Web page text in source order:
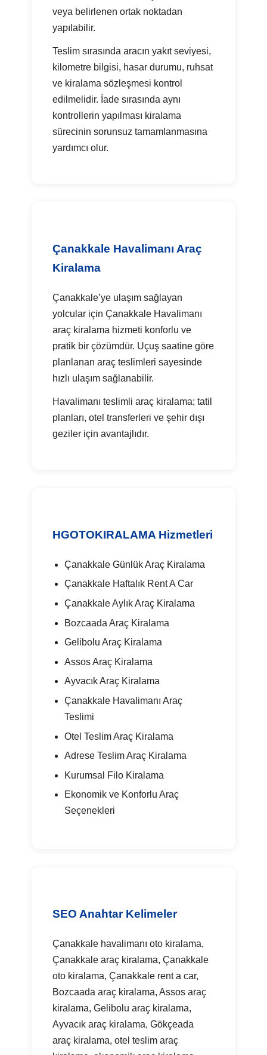
veya belirlenen ortak noktadan
yapılabilir.
Teslim sırasında aracın yakıt seviyesi,
kilometre bilgisi, hasar durumu, ruhsat
ve kiralama sözleşmesi kontrol
edilmelidir. İade sırasında aynı
kontrollerin yapılması kiralama
sürecinin sorunsuz tamamlanmasına
yardımcı olur.
Çanakkale Havalimanı Araç
Kiralama
Çanakkale’ye ulaşım sağlayan
yolcular için Çanakkale Havalimanı
araç kiralama hizmeti konforlu ve
pratik bir çözümdür. Uçuş saatine göre
planlanan araç teslimleri sayesinde
hızlı ulaşım sağlanabilir.
Havalimanı teslimli araç kiralama; tatil
planları, otel transferleri ve şehir dışı
geziler için avantajlıdır.
HGOTOKIRALAMA Hizmetleri
Çanakkale Günlük Araç Kiralama
Çanakkale Haftalık Rent A Car
Çanakkale Aylık Araç Kiralama
Bozcaada Araç Kiralama
Gelibolu Araç Kiralama
Assos Araç Kiralama
Ayvacık Araç Kiralama
Çanakkale Havalimanı Araç
Teslimi
Otel Teslim Araç Kiralama
Adrese Teslim Araç Kiralama
Kurumsal Filo Kiralama
Ekonomik ve Konforlu Araç
Seçenekleri
SEO Anahtar Kelimeler
Çanakkale havalimanı oto kiralama,
Çanakkale araç kiralama, Çanakkale
oto kiralama, Çanakkale rent a car,
Bozcaada araç kiralama, Assos araç
kiralama, Gelibolu araç kiralama,
Ayvacık araç kiralama, Gökçeada
araç kiralama, otel teslim araç